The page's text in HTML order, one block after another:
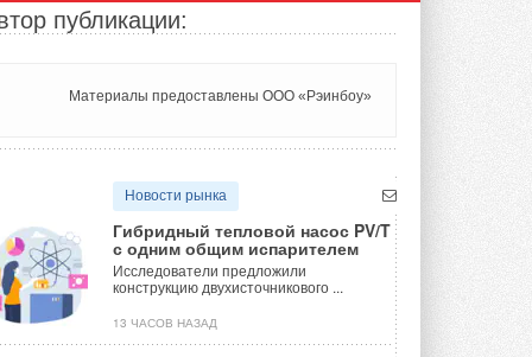
публикации:
Материалы предоставлены ООО «Рэинбоу»
Новости рынка
Гибридный тепловой насос PV/T
с одним общим испарителем
Исследователи предложили
конструкцию двухисточникового ...
13 ЧАСОВ НАЗАД